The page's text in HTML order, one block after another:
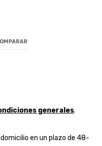
generales.
en un plazo de 48-